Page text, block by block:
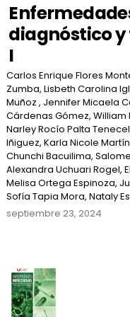
diagnóstico
I
Carlos Enrique Flores
Zumba, Lisbeth Carolina
Muñoz , Jennifer Micaela
Cárdenas Gómez,
Narley Rocío Palta
Iñiguez, Karla Nicole
Chunchi Bacuilima,
Alexandra Uchuari Rogel,
Melisa Ortega Espinoza,
Sofía Tapia Mora, Nataly
septiembre 23, 2024